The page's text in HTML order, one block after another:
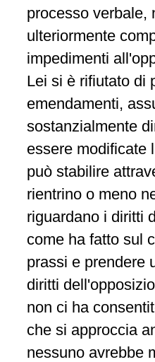
processo verbale,
ulteriormente
impedimenti
Lei si è rifiutato di
emendamenti,
sostanzialmente
essere modificate
può stabilire
rientrino o meno
riguardano i diritti
come ha fatto sul
prassi e prendere
diritti
non ci ha
che si approccia
nessuno avrebbe